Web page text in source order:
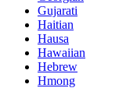
Gujarati
Haitian
Hausa
Hawaiian
Hebrew
Hmong